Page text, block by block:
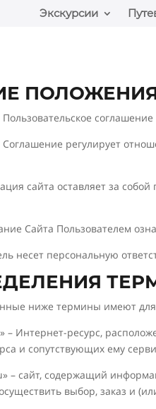
Экскурсии
регулирует
сайта оставляет за
Сайта Пользователем
несет персональную
ниже термины имеют
– Интернет-ресурс,
и сопутствующих ему
– сайт, содержащий
выбор, заказ и